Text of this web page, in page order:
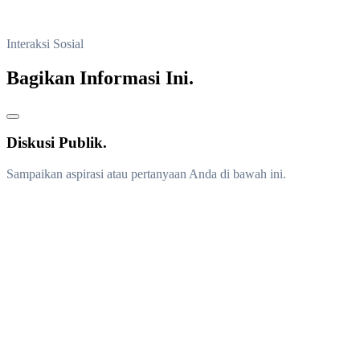
Interaksi Sosial
Bagikan Informasi Ini.
Diskusi Publik.
Sampaikan aspirasi atau pertanyaan Anda di bawah ini.